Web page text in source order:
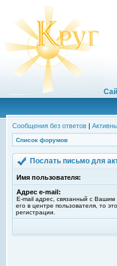
Сообщения без ответов |
Список форумов
Послать письмо для
Имя пользователя:
Адрес e-mail:
E-mail адрес, связанный с
его в центре пользователя, то
регистрации.